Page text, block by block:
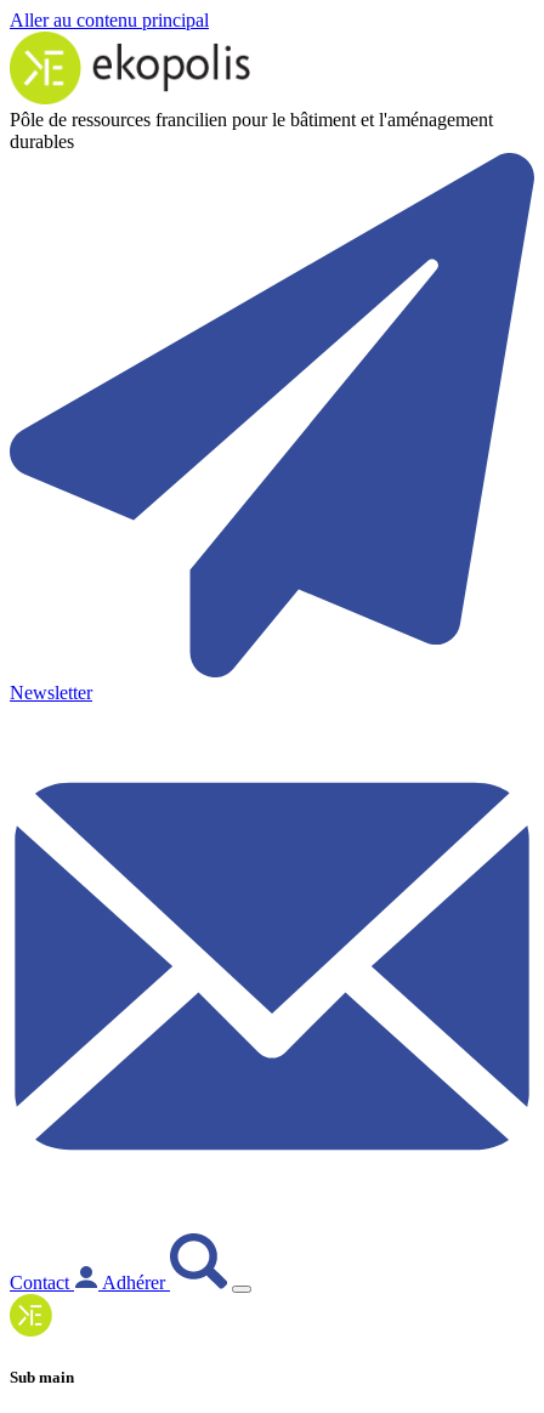
Aller au contenu principal
Pôle de ressources francilien pour le bâtiment et l'aménagement
durables
Newsletter
Contact Adhérer
Sub main